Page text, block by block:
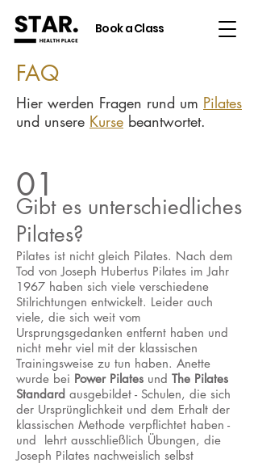
Book a Class
FAQ
Hier werden Fragen rund um Pilates
und unsere Kurse beantwortet.
01
Gibt es unterschiedliches
Pilates?
Pilates ist nicht gleich Pilates. Nach dem
Tod von Joseph Hubertus Pilates im Jahr
1967 haben sich viele verschiedene
Stilrichtungen entwickelt. Leider auch
viele, die sich weit vom
Ursprungsgedanken entfernt haben und
nicht mehr viel mit der klassischen
Trainingsweise zu tun haben. Anette
wurde bei Power Pilates und The Pilates
Standard ausgebildet - Schulen, die sich
der Ursprünglichkeit und dem Erhalt der
klassischen Methode verpflichtet haben -
und lehrt ausschließlich Übungen, die
Joseph Pilates nachweislich selbst